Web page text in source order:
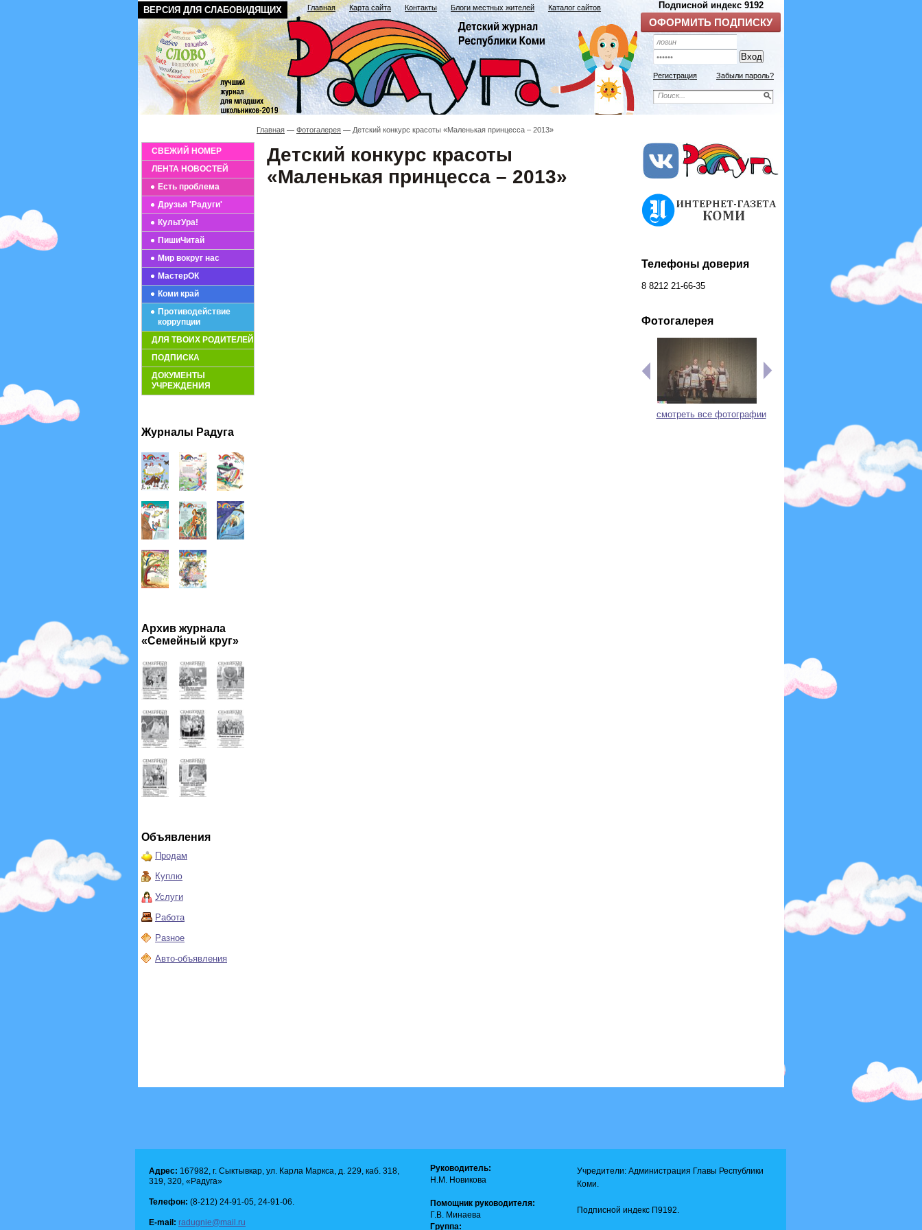
ВЕРСИЯ ДЛЯ СЛАБОВИДЯЩИХ Главная Карта сайта Контакты Блоги местных жителей Каталог сайтов
Регистрация Забыли пароль?
СВЕЖИЙ НОМЕР
ЛЕНТА НОВОСТЕЙ
Есть проблема
Друзья 'Радуги'
КультУра!
ПишиЧитай
Мир вокруг нас
МастерОК
Коми край
Противодействие
коррупции
ДЛЯ ТВОИХ РОДИТЕЛЕЙ
ПОДПИСКА
ДОКУМЕНТЫ
УЧРЕЖДЕНИЯ
Журналы Радуга
Архив журнала
«Семейный круг»
Объявления
Продам
Куплю
Услуги
Работа
Разное
Авто-объявления
Главная Фотогалерея Детский конкурс красоты «Маленькая принцесса – 2013»
Детский конкурс красоты
«Маленькая принцесса – 2013»
Телефоны доверия
8 8212 21-66-35
Фотогалерея
смотреть все фотографии
Адрес: 167982, г. Сыктывкар, ул. Карла Маркса, д. 229, каб. 318,
319, 320, «Радуга»
Телефон: (8-212) 24-91-05, 24-91-06.
E-mail: radugnie@mail.ru
Руководитель:
Н.М. Новикова
Помощник руководителя:
Г.В. Минаева
Группа:
Учредители: Администрация Главы Республики
Коми.
Подписной индекс П9192.